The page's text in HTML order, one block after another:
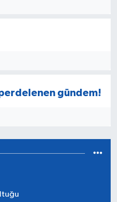
perdelenen gündem!